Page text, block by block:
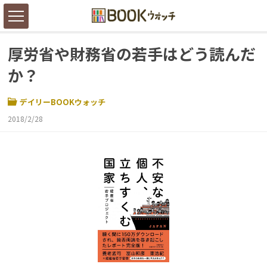
厚労省や財務省の若手はどう読んだ
か？
デイリーBOOKウォッチ
2018/2/28